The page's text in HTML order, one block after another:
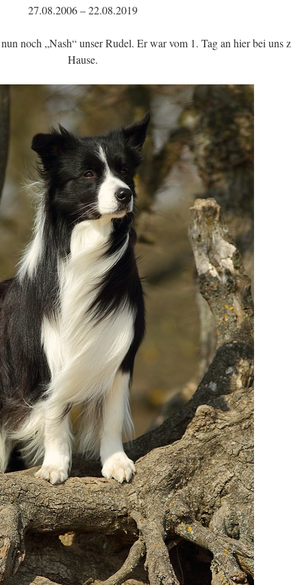
27.08.2006 – 22.08.2019
noch „Nash“ unser Rudel. Er war vom 1. Tag an hier bei uns
Hause.